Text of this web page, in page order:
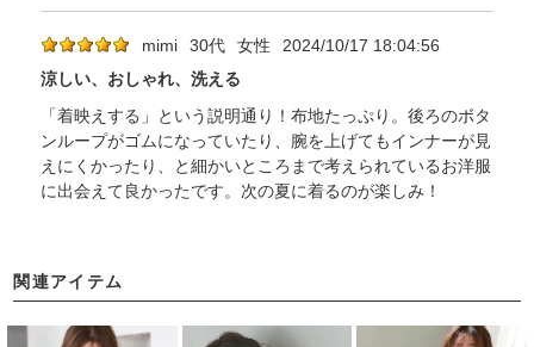
mimi 30代 女性
2024/10/17 18:04:56
涼しい、おしゃれ、洗える
「着映えする」という説明通り！布地たっぷり。後ろのボタ
ンループがゴムになっていたり、腕を上げてもインナーが見
えにくかったり、と細かいところまで考えられているお洋服
に出会えて良かったです。次の夏に着るのが楽しみ！
関連アイテム